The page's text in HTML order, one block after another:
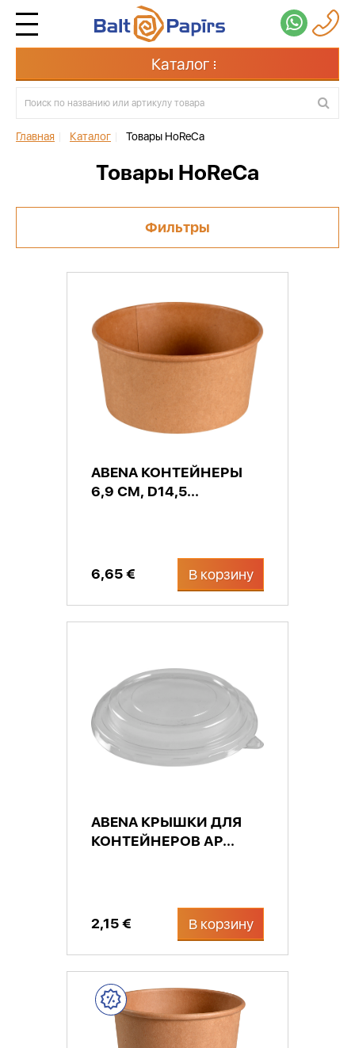
Каталог
Главная Каталог Товары HoReCa
Товары HoReCa
Фильтры
ABENA КОНТЕЙНЕРЫ
6,9 СМ, D14,5...
6,65 € В корзину
ABENA КРЫШКИ ДЛЯ
КОНТЕЙНЕРОВ АР...
2,15 € В корзину